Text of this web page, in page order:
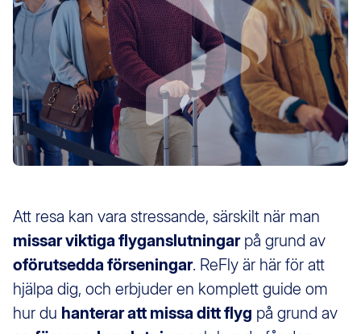
Att resa kan vara stressande, särskilt när man
missar viktiga flyganslutningarpå grund av
oförutsedda förseningar. ReFly är här för att
hjälpa dig, och erbjuder en komplett guide om
hur du hanterar att missa ditt flyg på grund av